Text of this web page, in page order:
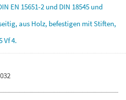
EN 15651-2 und DIN 18545 und
aus Holz, befestigen mitStiften,
Vf4.